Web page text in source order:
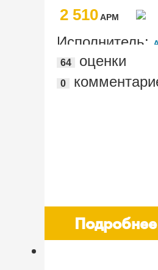
Волга"
2 510AРМ
Исполнитель:
Цифра"
64 оценки
0